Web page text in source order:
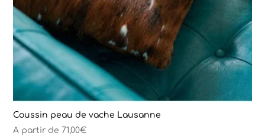
Coussin peau de vache Lausanne
A partir de 71,00€